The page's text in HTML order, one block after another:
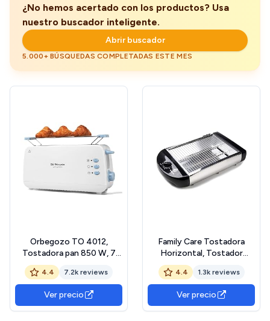
¿No hemos acertado con los productos? Usa
nuestro buscador inteligente.
Abrir buscador
5.000+ BÚSQUEDAS COMPLETADAS ESTE MES
Orbegozo TO 4012,
Tostadora pan 850 W, 7
niveles de tostado, calienta
panecillos, función
descongelación y parada
rápida, bandeja
recogemigas, desconexión
4.4 7.2k reviews
Ver precio
Family Care Tostadora
Horizontal, Tostador
Plano, Tostadora Pan
Horizontal, 600W, 5
Niveles de Temperatura,
Bandeja Recogemigas
Extraíble, Cuerpo Acero
4.4 1.3k reviews
Ver precio